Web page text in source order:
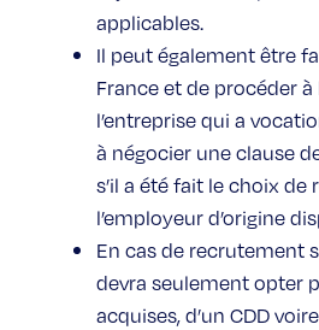
applicables.
Il peut également être
France et de procéder
l’entreprise qui a
à négocier une clause
s’il a été fait le choix
l’employeur d’origine
En cas de recrutement
devra seulement opter
acquises, d’un CDD